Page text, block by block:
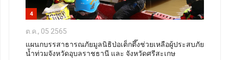
4
ต.ค., 05 2565
แผนกบรรสาธารณภัยมูลนิธิป่อเต็กตึ๊งช่วยเหลือผู้ประสบภัย
น้ำท่วมจังหวัดอุบลราชธานี และ จังหวัดศรีสะเกษ